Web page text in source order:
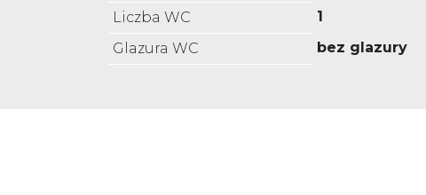
Liczba WC
1
Glazura WC
bez glazury